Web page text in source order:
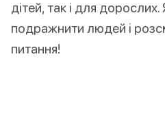
дітей, так і для
подражнити людей і
питання!